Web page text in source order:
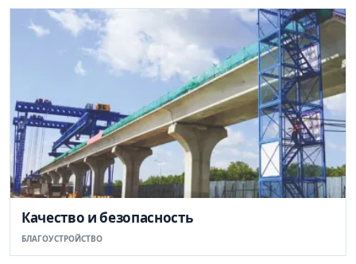
Качество и безопасность
БЛАГОУСТРОЙСТВО